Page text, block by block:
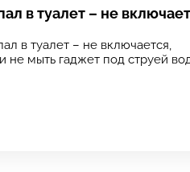
в туалет – не
в туалет – не включается,
не мыть гаджет под струей
Выберите адрес сервиса, в
Введите